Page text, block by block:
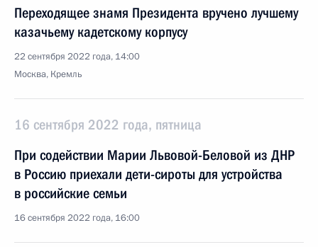
Переходящее знамя Президента вручено лучшему
казачьему кадетскому корпусу
22 сентября 2022 года, 14:00
Москва, Кремль
16 сентября 2022 года, пятница
При содействии Марии Львовой-Беловой из ДНР
в Россию приехали дети-сироты для устройства
в российские семьи
16 сентября 2022 года, 16:00